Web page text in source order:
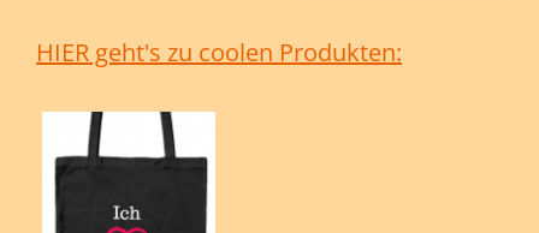
HIER geht's zu coolen Produkten: